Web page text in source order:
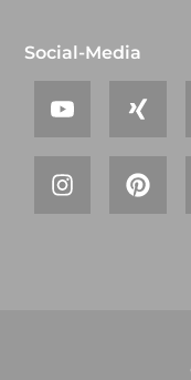
Social-Media